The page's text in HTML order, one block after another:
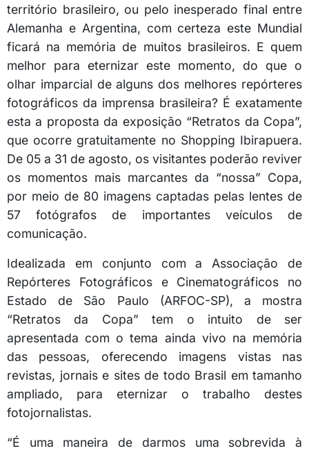
território brasileiro, ou pelo inesperado final entre
Alemanha e Argentina, com certeza este Mundial
ficará na memória de muitos brasileiros. E quem
melhor para eternizar este momento, do que o
olhar imparcial de alguns dos melhores repórteres
fotográficos da imprensa brasileira? É exatamente
esta a proposta da exposição “Retratos da Copa”,
que ocorre gratuitamente no Shopping Ibirapuera.
De 05 a 31 de agosto, os visitantes poderão reviver
os momentos mais marcantes da “nossa” Copa,
por meio de 80 imagens captadas pelas lentes de
57 fotógrafos de importantes veículos de
comunicação.
Idealizada em conjunto com a Associação de
Repórteres Fotográficos e Cinematográficos no
Estado de São Paulo (ARFOC-SP), a mostra
“Retratos da Copa” tem o intuito de ser
apresentada com o tema ainda vivo na memória
das pessoas, oferecendo imagens vistas nas
revistas, jornais e sites de todo Brasil em tamanho
ampliado, para eternizar o trabalho destes
fotojornalistas.
“É uma maneira de darmos uma sobrevida à